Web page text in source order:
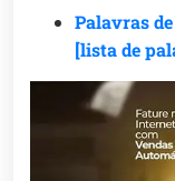
Palavras
[lista de